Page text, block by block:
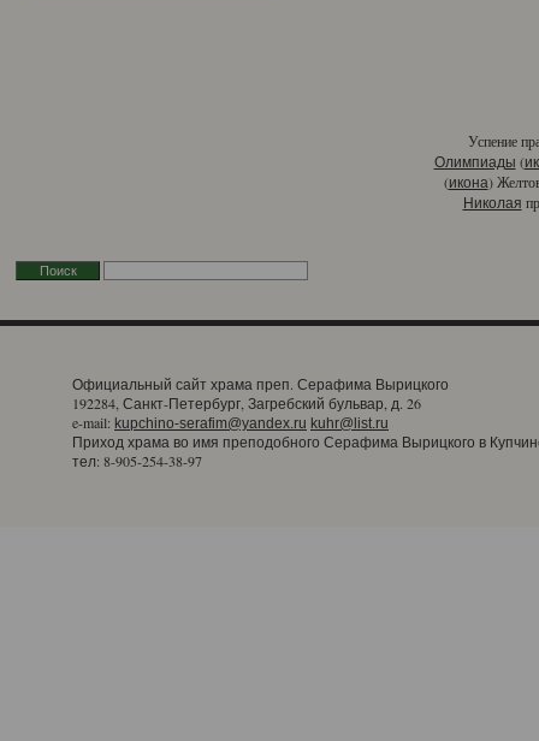
Успение
Олимпиады (
(икона)
Николая
Официальный сайт храма преп. Серафима Вырицкого
192284, Санкт-Петербург, Загребский бульвар, д. 26
e-mail: kupchino-serafim@yandex.ru kuhr@list.ru
Приход храма во имя преподобного Серафима Вырицкого в
тел: 8-905-254-38-97